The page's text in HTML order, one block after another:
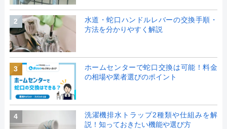
2
水道・蛇口ハンドルレバーの交換手順・
方法を分かりやすく解説
3
ホームセンターで蛇口交換は可能！料金
の相場や業者選びのポイント
4
洗濯機排水トラップ2種類や仕組みを解
説！知っておきたい機能や選び方